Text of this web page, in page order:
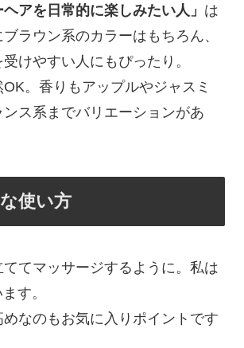
ヘアを日常的に楽しみたい人」 は
ラウン系のカラーはもちろん、
けやすい人にもぴったり。
。香りもアップルやジャスミ
ス系までバリエーションがあ
使い方
てマッサージするように。私は
す。
なのもお気に入りポイントです